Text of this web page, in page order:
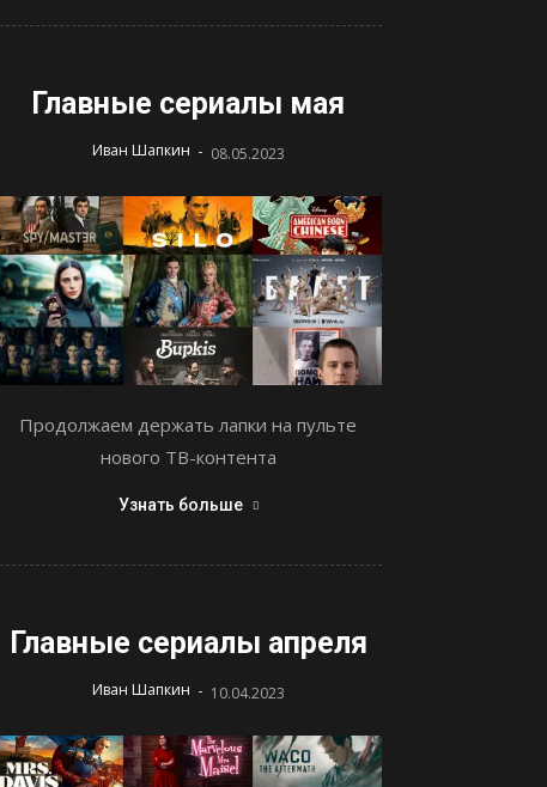
Главные сериалы мая
Иван Шапкин - 08.05.2023
Продолжаем держать лапки на пульте
нового ТВ-контента
Узнать больше
Главные сериалы апреля
Иван Шапкин - 10.04.2023